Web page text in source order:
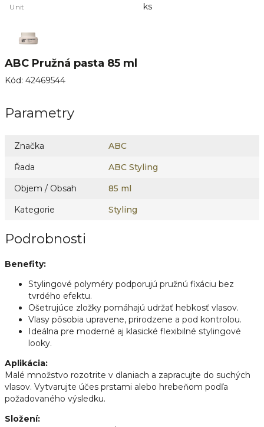
Unit ks
ABC Pružná pasta 85 ml
Kód: 42469544
Parametry
Značka
ABC
Řada
ABC Styling
Objem / Obsah
85 ml
Kategorie
Styling
Podrobnosti
Benefity:
Stylingové polyméry podporujú pružnú fixáciu bez
tvrdého efektu.
Ošetrujúce zložky pomáhajú udržať hebkosť vlasov.
Vlasy pôsobia upravene, prirodzene a pod kontrolou.
Ideálna pre moderné aj klasické flexibilné stylingové
looky.
Aplikácia:
Malé množstvo rozotrite v dlaniach a zapracujte do suchých
vlasov. Vytvarujte účes prstami alebo hrebeňom podľa
požadovaného výsledku.
Složení: